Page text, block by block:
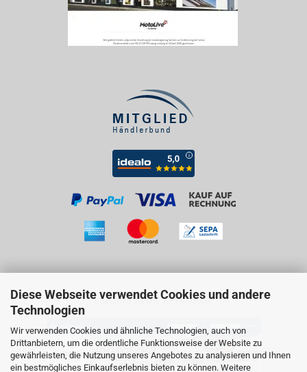
Diese Webseite verwendet Cookies und andere
Technologien
Wir verwenden Cookies und ähnliche Technologien, auch von
Drittanbietern, um die ordentliche Funktionsweise der Website zu
gewährleisten, die Nutzung unseres Angebotes zu analysieren und Ihnen
ein bestmögliches Einkaufserlebnis bieten zu können. Weitere
Besuchen Sie uns auf Facebook!